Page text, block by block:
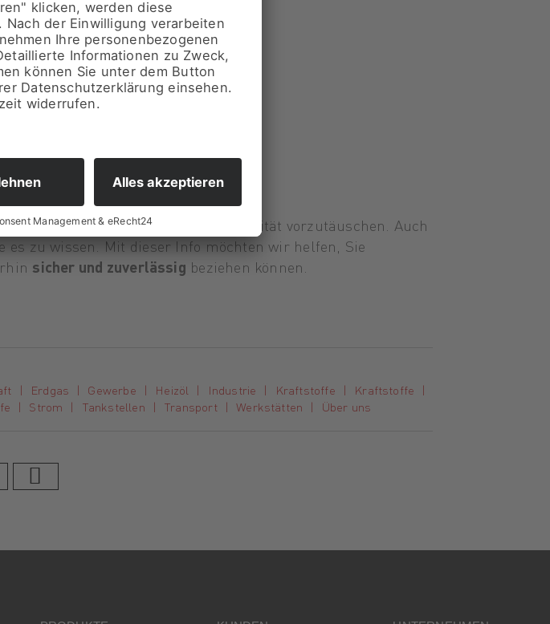
seriös ist.
realer Mineralölhändler
, um Seriosität vorzutäuschen. Auch
zu wissen. Mit dieser Info möchten wir helfen, Sie
sicher und zuverlässig beziehen können.
Erdgas Gewerbe Heizöl Industrie Kraftstoffe
Kraftstoffe
Strom Tankstellen Transport Werkstätten Über uns